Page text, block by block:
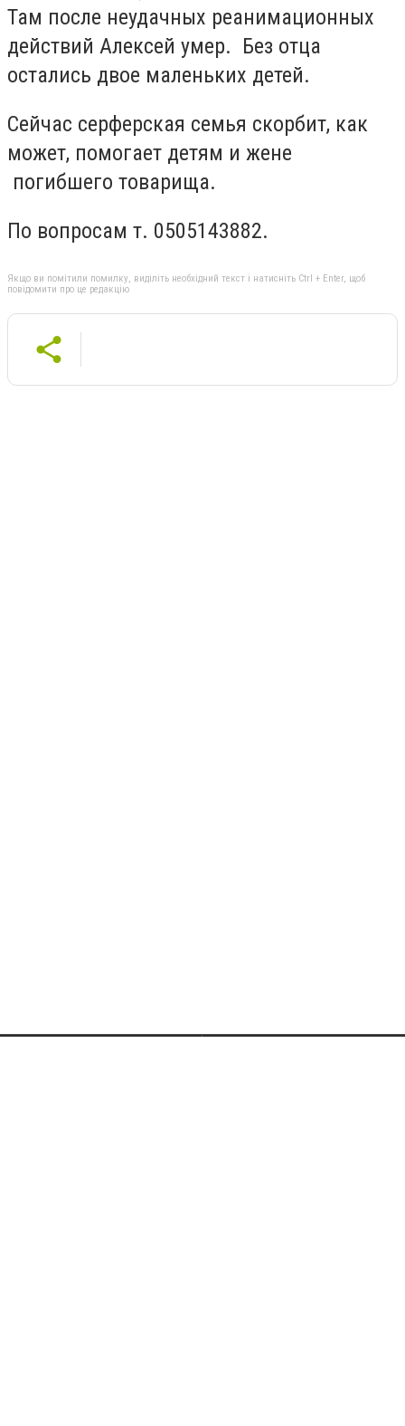
Там после неудачных реанимационных
действий Алексей умер. Без отца
остались двое маленьких детей.
Сейчас серферская семья скорбит, как
может, помогает детям и жене
погибшего товарища.
По вопросам т. 0505143882.
Якщо ви помітили помилку, виділіть необхідний текст і натисніть Ctrl + Enter, щоб
повідомити про це редакцію